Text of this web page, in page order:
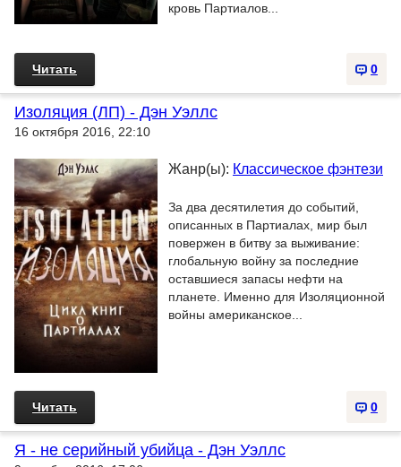
кровь Партиалов...
0
Читать
Изоляция (ЛП) - Дэн Уэллс
16 октября 2016, 22:10
Жанр(ы): Классическое фэнтези
За два десятилетия до событий,
описанных в Партиалах, мир был
повержен в битву за выживание:
глобальную войну за последние
оставшиеся запасы нефти на
планете. Именно для Изоляционной
войны американское...
0
Читать
Я - не серийный убийца - Дэн Уэллс